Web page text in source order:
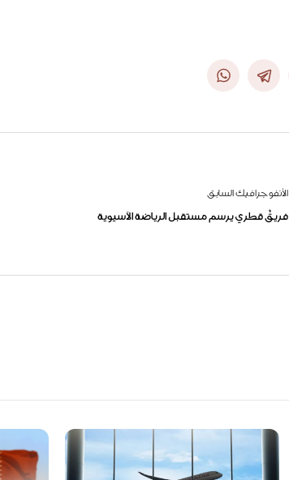
الأنفوجرافيك السابق
فريقٌ قطري يرسم مستقبل الرياضة الآسيوية